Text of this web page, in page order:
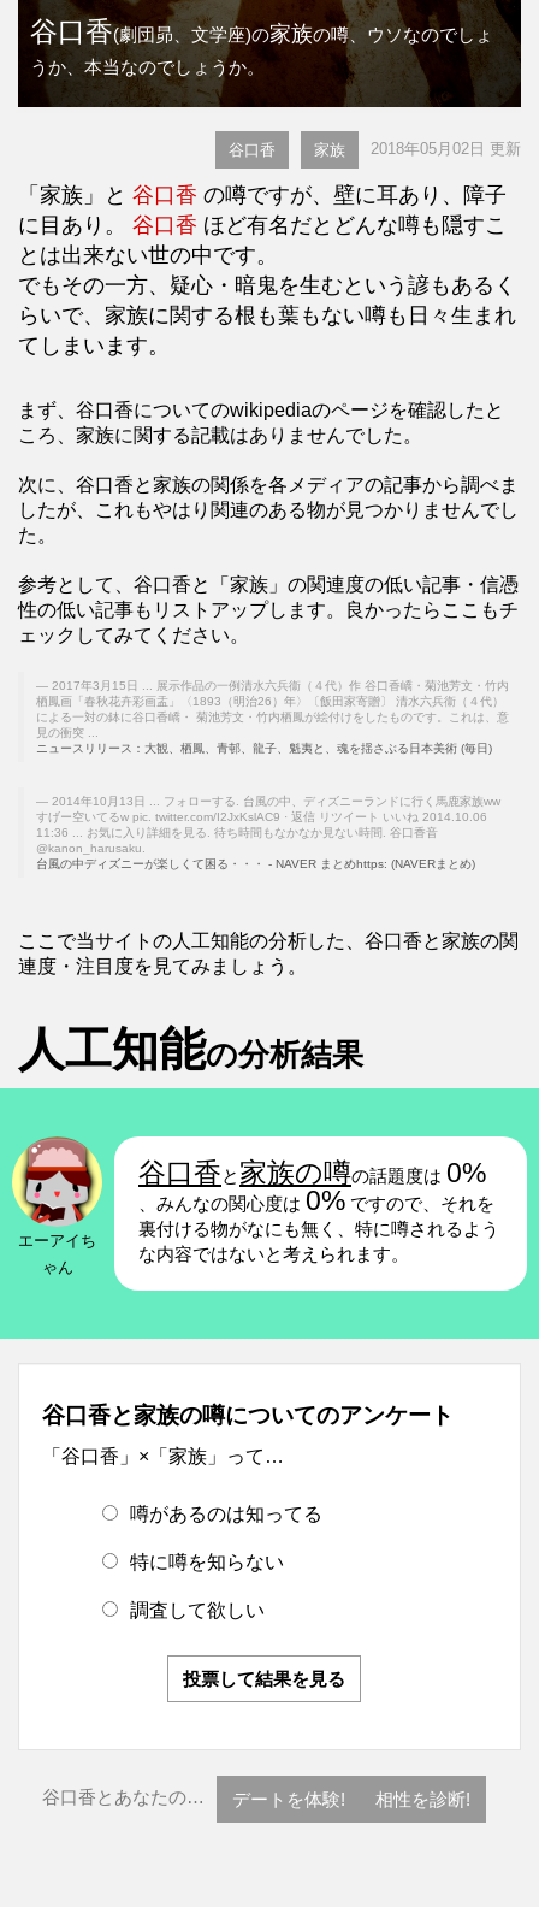
谷口香(劇団昴、文学座)の家族の噂、ウソなのでしょ
うか、本当なのでしょうか。
谷口香 家族 2018年05月02日 更新
「家族」と 谷口香 の噂ですが、壁に耳あり、障子
に目あり。 谷口香 ほど有名だとどんな噂も隠すこ
とは出来ない世の中です。
でもその一方、疑心・暗鬼を生むという諺もあるく
らいで、家族に関する根も葉もない噂も日々生まれ
てしまいます。
まず、谷口香についてのwikipediaのページを確認したと
ころ、家族に関する記載はありませんでした。
次に、谷口香と家族の関係を各メディアの記事から調べま
したが、これもやはり関連のある物が見つかりませんでし
た。
参考として、谷口香と「家族」の関連度の低い記事・信憑
性の低い記事もリストアップします。良かったらここもチ
ェックしてみてください。
2017年3月15日 ... 展示作品の一例清水六兵衞（４代）作 谷口香嶠・菊池芳文・竹内
栖鳳画「春秋花卉彩画盂」〈1893（明治26）年〉〔飯田家寄贈〕 清水六兵衞（４代）
による一対の鉢に谷口香嶠・ 菊池芳文・竹内栖鳳が絵付けをしたものです。これは、意
見の衝突 ...
ニュースリリース：大観、栖鳳、青邨、龍子、魁夷と、魂を揺さぶる日本美術 (毎日)
2014年10月13日 ... フォローする. 台風の中、ディズニーランドに行く馬鹿家族ww
すげー空いてるw pic. twitter.com/I2JxKslAC9 · 返信 リツイート いいね 2014.10.06
11:36 ... お気に入り詳細を見る. 待ち時間もなかなか見ない時間. 谷口香音
@kanon_harusaku.
台風の中ディズニーが楽しくて困る・・・ - NAVER まとめhttps: (NAVERまとめ)
ここで当サイトの人工知能の分析した、谷口香と家族の関
連度・注目度を見てみましょう。
人工知能の分析結果
エーアイち
ゃん
谷口香と 家族の噂の話題度は 0%
、みんなの関心度は 0% ですので、それを
裏付ける物がなにも無く、特に噂されるよう
な内容ではないと考えられます。
谷口香と家族の噂についてのアンケート
「谷口香」×「家族」って…
噂があるのは知ってる
特に噂を知らない
調査して欲しい
投票して結果を見る
谷口香とあなたの… デートを体験! 相性を診断!